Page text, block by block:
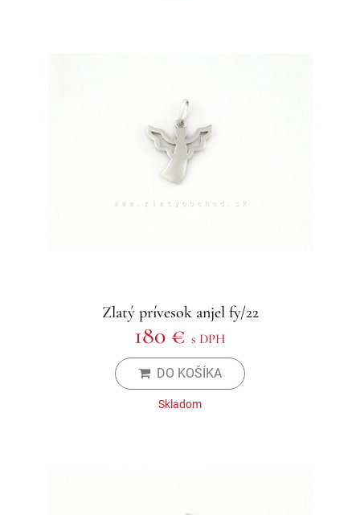
Zlatý prívesok anjel fy/22
180 € s DPH
DO KOŠÍKA
Skladom